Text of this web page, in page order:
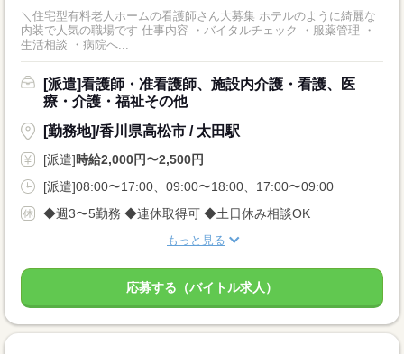
＼住宅型有料老人ホームの看護師さん大募集 ホテルのように綺麗な
内装で人気の職場です 仕事内容 ・バイタルチェック ・服薬管理 ・
生活相談 ・病院へ...
[派遣]看護師・准看護師、施設内介護・看護、医
療・介護・福祉その他
[勤務地]/香川県高松市 / 太田駅
[派遣]時給2,000円〜2,500円
[派遣]08:00〜17:00、09:00〜18:00、17:00〜09:00
◆週3〜5勤務 ◆連休取得可 ◆土日休み相談OK
もっと見る
応募する（バイトル求人）